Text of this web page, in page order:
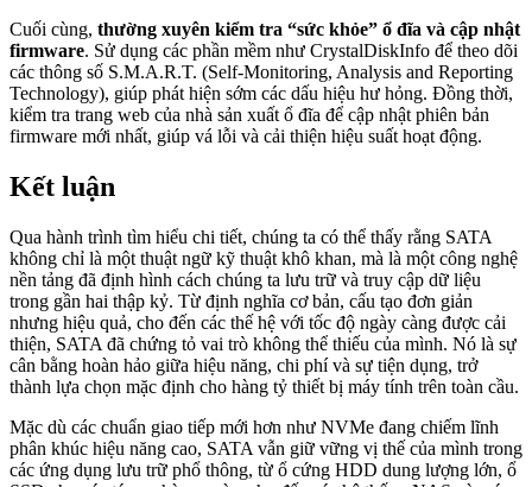
Cuối cùng, thường xuyên kiểm tra “sức khỏe” ổ đĩa và cập nhật
firmware. Sử dụng các phần mềm như CrystalDiskInfo để theo dõi
các thông số S.M.A.R.T. (Self-Monitoring, Analysis and Reporting
Technology), giúp phát hiện sớm các dấu hiệu hư hỏng. Đồng thời,
kiểm tra trang web của nhà sản xuất ổ đĩa để cập nhật phiên bản
firmware mới nhất, giúp vá lỗi và cải thiện hiệu suất hoạt động.
Kết luận
Qua hành trình tìm hiểu chi tiết, chúng ta có thể thấy rằng SATA
không chỉ là một thuật ngữ kỹ thuật khô khan, mà là một công nghệ
nền tảng đã định hình cách chúng ta lưu trữ và truy cập dữ liệu
trong gần hai thập kỷ. Từ định nghĩa cơ bản, cấu tạo đơn giản
nhưng hiệu quả, cho đến các thế hệ với tốc độ ngày càng được cải
thiện, SATA đã chứng tỏ vai trò không thể thiếu của mình. Nó là sự
cân bằng hoàn hảo giữa hiệu năng, chi phí và sự tiện dụng, trở
thành lựa chọn mặc định cho hàng tỷ thiết bị máy tính trên toàn cầu.
Mặc dù các chuẩn giao tiếp mới hơn như NVMe đang chiếm lĩnh
phân khúc hiệu năng cao, SATA vẫn giữ vững vị thế của mình trong
các ứng dụng lưu trữ phổ thông, từ ổ cứng HDD dung lượng lớn, ổ